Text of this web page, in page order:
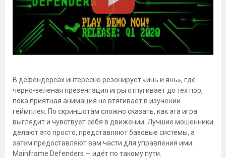
В дефендерсах интересно резонирует «инь и янь», где
черно-зеленая презентация игры отпугивает до тех пор,
пока приятная анимация не втягивает в изучении
геймплея. По скриншотам сложно сказать, как эта игра
выглядит и чувствует себя в движении. Лучшие мошенники
делают это просто, представляют базовые системы, а
затем предоставляют вам части для управления ими.
Mainframe Defenders — идёт по такому пути.